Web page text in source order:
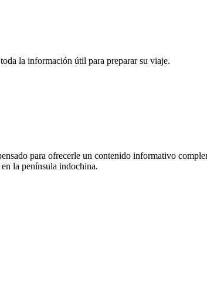
la información útil para preparar su viaje.
para ofrecerle un contenido informativo
la península indochina.